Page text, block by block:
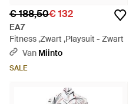
€ 188,50€ 132
EA7
Fitness ,Zwart ,Playsuit - Zwart
Van Miinto
SALE